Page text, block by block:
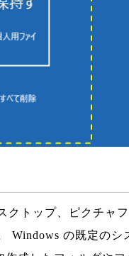
トップ、ピクチャ
Windows の既定のシ